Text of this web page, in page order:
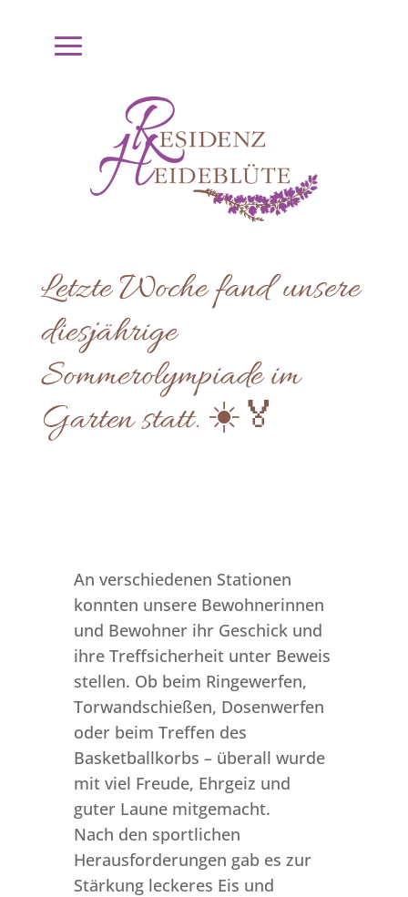
Letzte Woche fand unsere
diesjährige
Sommerolympiade im
Garten statt. ☀️🏅
An verschiedenen Stationen
konnten unsere Bewohnerinnen
und Bewohner ihr Geschick und
ihre Treffsicherheit unter Beweis
stellen. Ob beim Ringewerfen,
Torwandschießen, Dosenwerfen
oder beim Treffen des
Basketballkorbs – überall wurde
mit viel Freude, Ehrgeiz und
guter Laune mitgemacht.
Nach den sportlichen
Herausforderungen gab es zur
Stärkung leckeres Eis und